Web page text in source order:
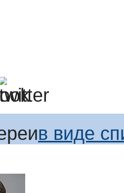
в виде